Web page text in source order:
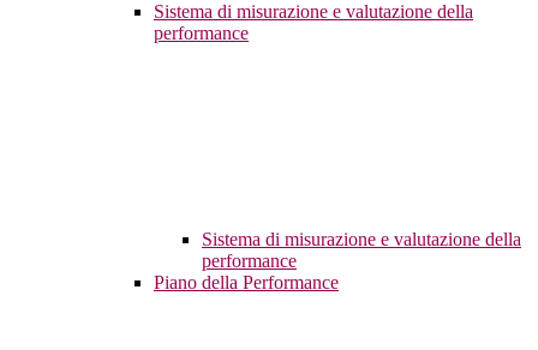
Sistema di misurazione e valutazione della
performance
Sistema di misurazione e valutazione della
performance
Piano della Performance